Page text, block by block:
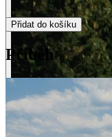
Přidat do košíku
Příběh